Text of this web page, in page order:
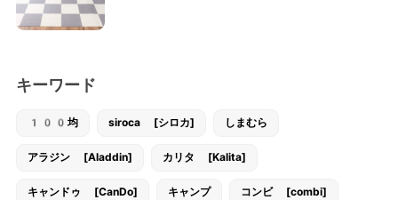
キーワード
100均 siroca [シロカ] しまむら
アラジン [Aladdin] カリタ [Kalita]
キャンドゥ [CanDo] キャンプ コンビ [combi]